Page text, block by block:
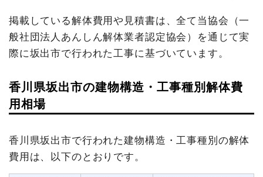
掲載している解体費用や見積書は、全て当協会（一
般社団法人あんしん解体業者認定協会）を通じて実
際に坂出市で行われた工事に基づいています。
香川県坂出市の建物構造・工事種別解体費
用相場
香川県坂出市で行われた建物構造・工事種別の解体
費用は、以下のとおりです。